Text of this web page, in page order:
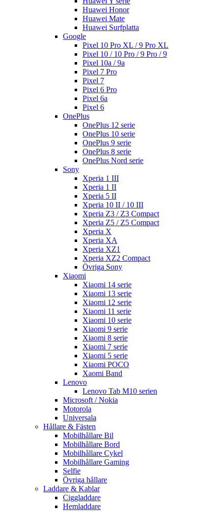
Huawei Honor
Huawei Mate
Huawei Surfplatta
Google
Pixel 10 Pro XL / 9 Pro XL
Pixel 10 / 10 Pro / 9 Pro / 9
Pixel 10a / 9a
Pixel 7 Pro
Pixel 7
Pixel 6 Pro
Pixel 6a
Pixel 6
OnePlus
OnePlus 12 serie
OnePlus 10 serie
OnePlus 9 serie
OnePlus 8 serie
OnePlus Nord serie
Sony
Xperia 1 III
Xperia 1 II
Xperia 5 II
Xperia 10 II / 10 III
Xperia Z3 / Z3 Compact
Xperia Z5 / Z5 Compact
Xperia X
Xperia XA
Xperia XZ1
Xperia XZ2 Compact
Övriga Sony
Xiaomi
Xiaomi 14 serie
Xiaomi 13 serie
Xiaomi 12 serie
Xiaomi 11 serie
Xiaomi 10 serie
Xiaomi 9 serie
Xiaomi 8 serie
Xiaomi 7 serie
Xiaomi 5 serie
Xiaomi POCO
Xaomi Band
Lenovo
Lenovo Tab M10 serien
Microsoft / Nokia
Motorola
Universala
Hållare & Fästen
Mobilhållare Bil
Mobilhållare Bord
Mobilhållare Cykel
Mobilhållare Gaming
Selfie
Övriga hållare
Laddare & Kablar
Ciggladdare
Hemladdare